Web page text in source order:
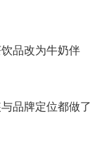
品改为牛奶伴
品牌定位都做了